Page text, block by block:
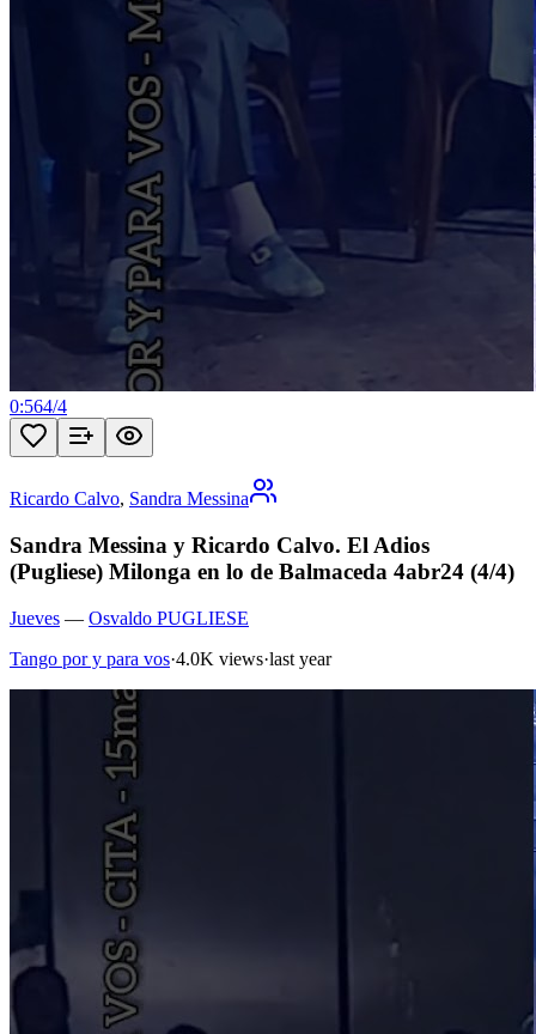
0:564/4
Ricardo Calvo, Sandra Messina
Sandra Messina y Ricardo Calvo. El Adios
(Pugliese) Milonga en lo de Balmaceda 4abr24 (4/4)
Jueves — Osvaldo PUGLIESE
Tango por y para vos·4.0K views·last year